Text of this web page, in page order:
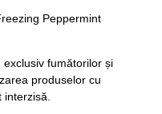
Peppermint
fumătorilor și
produselor cu